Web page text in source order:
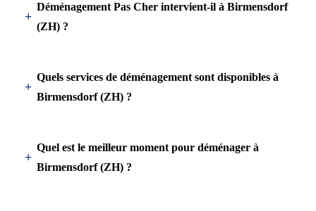
Déménagement Pas Cher intervient-il à Birmensdorf
(ZH) ?
Quels services de déménagement sont disponibles à
Birmensdorf (ZH) ?
Quel est le meilleur moment pour déménager à
Birmensdorf (ZH) ?